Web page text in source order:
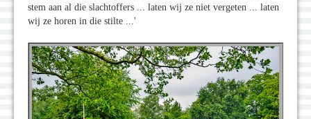
stem aan al die slachtoffers ... laten wij ze niet vergeten ... laten
wij ze horen in die stilte ...'